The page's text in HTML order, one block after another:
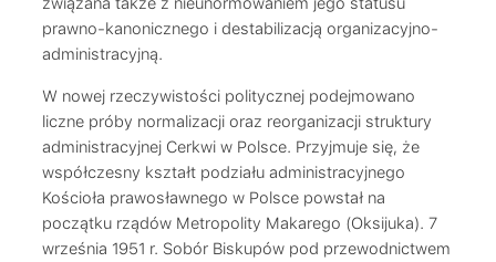
prawno-kanonicznego i destabilizacją organizacyjno-
administracyjną.
W nowej rzeczywistości politycznej podejmowano
liczne próby normalizacji oraz reorganizacji struktury
administracyjnej Cerkwi w Polsce. Przyjmuje się, że
współczesny kształt podziału administracyjnego
Kościoła prawosławnego w Polsce powstał na
początku rządów Metropolity Makarego (Oksijuka). 7
września 1951 r. Sobór Biskupów pod przewodnictwem